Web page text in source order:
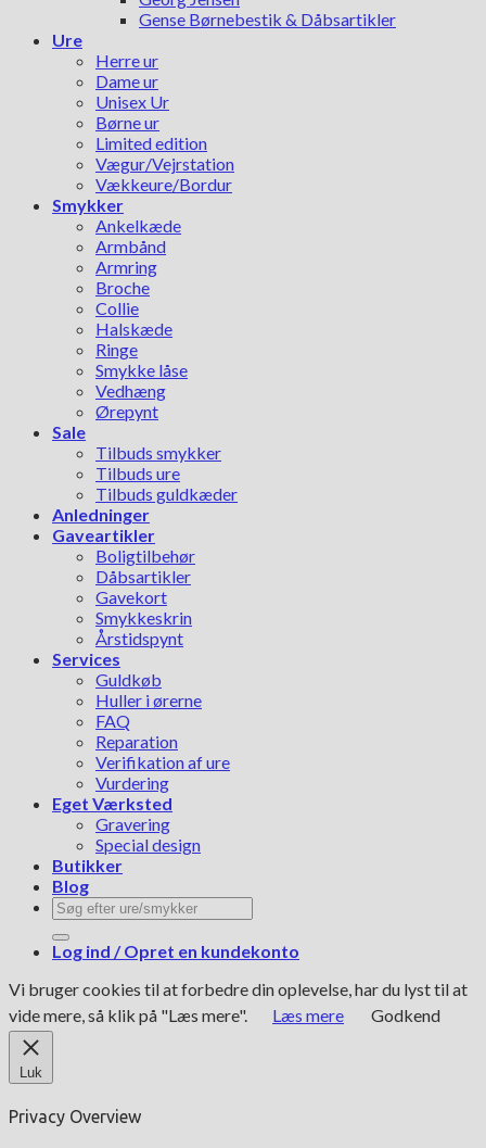
Gense Børnebestik & Dåbsartikler
Ure
Herre ur
Dame ur
Unisex Ur
Børne ur
Limited edition
Vægur/Vejrstation
Vækkeure/Bordur
Smykker
Ankelkæde
Armbånd
Armring
Broche
Collie
Halskæde
Ringe
Smykke låse
Vedhæng
Ørepynt
Sale
Tilbuds smykker
Tilbuds ure
Tilbuds guldkæder
Anledninger
Gaveartikler
Boligtilbehør
Dåbsartikler
Gavekort
Smykkeskrin
Årstidspynt
Services
Guldkøb
Huller i ørerne
FAQ
Reparation
Verifikation af ure
Vurdering
Eget Værksted
Gravering
Special design
Butikker
Blog
Søg
efter:
Log ind / Opret en kundekonto
Vi bruger cookies til at forbedre din oplevelse, har du lyst til at
vide mere, så klik på "Læs mere".
Læs mere Godkend
Luk
Privacy Overview